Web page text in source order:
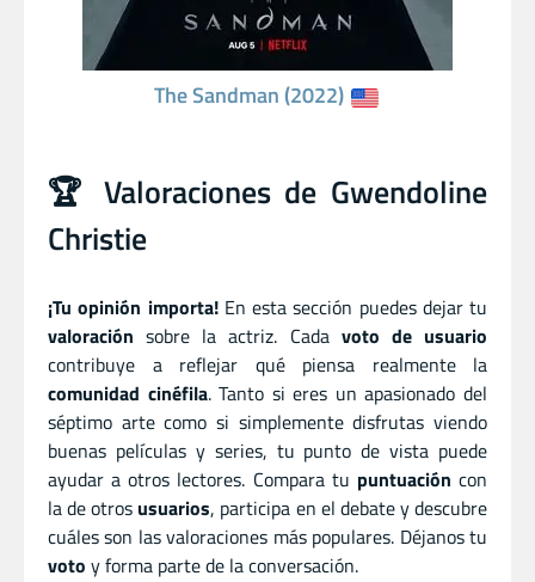
The Sandman (2022)
🏆 Valoraciones de Gwendoline
Christie
¡Tu opinión importa!En esta sección puedes dejar tu
valoración sobre la actriz. Cada voto de usuario
contribuye a reflejar qué piensa realmente la
comunidad cinéfila. Tanto si eres un apasionado del
séptimo arte como si simplemente disfrutas viendo
buenas películas y series, tu punto de vista puede
ayudar a otros lectores. Compara tu puntuación con
la de otros usuarios, participa en el debate y descubre
cuáles son las valoraciones más populares. Déjanos tu
voto y forma parte de la conversación.